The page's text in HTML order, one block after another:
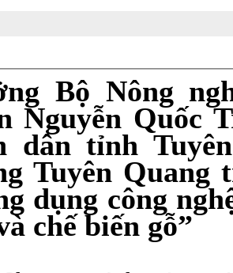
Bộ Nông
Nguyễn Quốc
dân tỉnh
Tuyên
dụng công
chế biến gỗ”